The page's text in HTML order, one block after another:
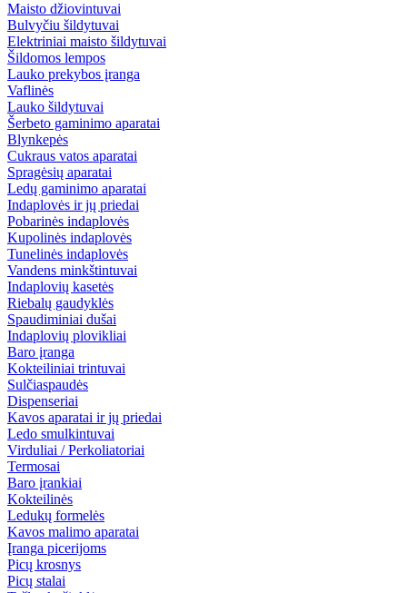
Maisto džiovintuvai
Bulvyčiu šildytuvai
Elektriniai maisto šildytuvai
Šildomos lempos
Lauko prekybos įranga
Vaflinės
Lauko šildytuvai
Šerbeto gaminimo aparatai
Blynkepės
Cukraus vatos aparatai
Spragėsių aparatai
Ledų gaminimo aparatai
Indaplovės ir jų priedai
Pobarinės indaplovės
Kupolinės indaplovės
Tunelinės indaplovės
Vandens minkštintuvai
Indaplovių kasetės
Riebalų gaudyklės
Spaudiminiai dušai
Indaplovių plovikliai
Baro įranga
Kokteiliniai trintuvai
Sulčiaspaudės
Dispenseriai
Kavos aparatai ir jų priedai
Ledo smulkintuvai
Virduliai / Perkoliatoriai
Termosai
Baro įrankiai
Kokteilinės
Ledukų formelės
Kavos malimo aparatai
Įranga picerijoms
Picų krosnys
Picų stalai